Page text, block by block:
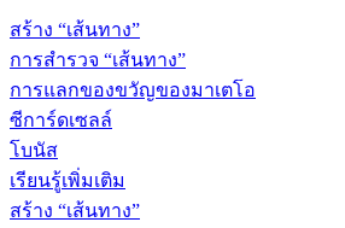
สร้าง “เส้นทาง”
การสำรวจ “เส้นทาง”
การแลกของขวัญของมาเตโอ
ซีการ์ดเซลล์
โบนัส
เรียนรู้เพิ่มเติม
สร้าง “เส้นทาง”